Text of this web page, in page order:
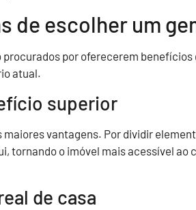
de escolher um
procurados por oferecerem benefícios
atual.
superior
maiores vantagens. Por dividir
tornando o imóvel mais acessível ao
de casa